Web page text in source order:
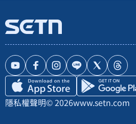
隱私權聲明© 2026www.setn.com